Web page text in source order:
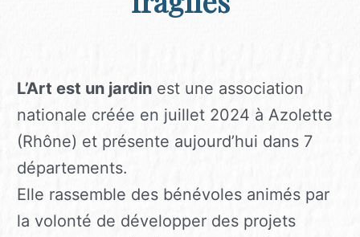
L’Art est un jardinest une association
nationale créée en juillet 2024 à Azolette
(Rhône) et présente aujourd’hui dans 7
départements.
Elle rassemble des bénévoles animés par
la volonté de développer des projets